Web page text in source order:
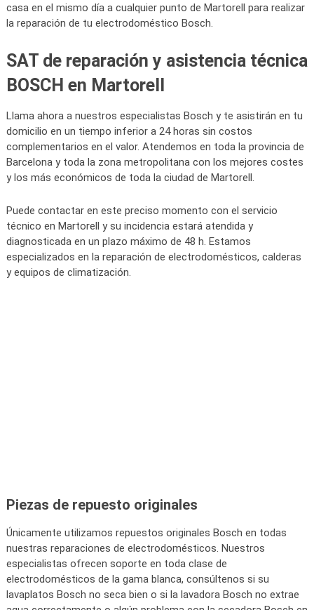
casa en el mismo día a cualquier punto de Martorell para realizar
la reparación de tu electrodoméstico Bosch.
SAT de reparación y asistencia técnica
BOSCH en Martorell
Llama ahora a nuestros especialistas Bosch y te asistirán en tu
domicilio en un tiempo inferior a 24 horas sin costos
complementarios en el valor. Atendemos en toda la provincia de
Barcelona y toda la zona metropolitana con los mejores costes
y los más económicos de toda la ciudad de Martorell.
Puede contactar en este preciso momento con el servicio
técnico en Martorell y su incidencia estará atendida y
diagnosticada en un plazo máximo de 48 h. Estamos
especializados en la reparación de electrodomésticos, calderas
y equipos de climatización.
Piezas de repuesto originales
Únicamente utilizamos repuestos originales Bosch en todas
nuestras reparaciones de electrodomésticos. Nuestros
especialistas ofrecen soporte en toda clase de
electrodomésticos de la gama blanca, consúltenos si su
lavaplatos Bosch no seca bien o si la lavadora Bosch no extrae